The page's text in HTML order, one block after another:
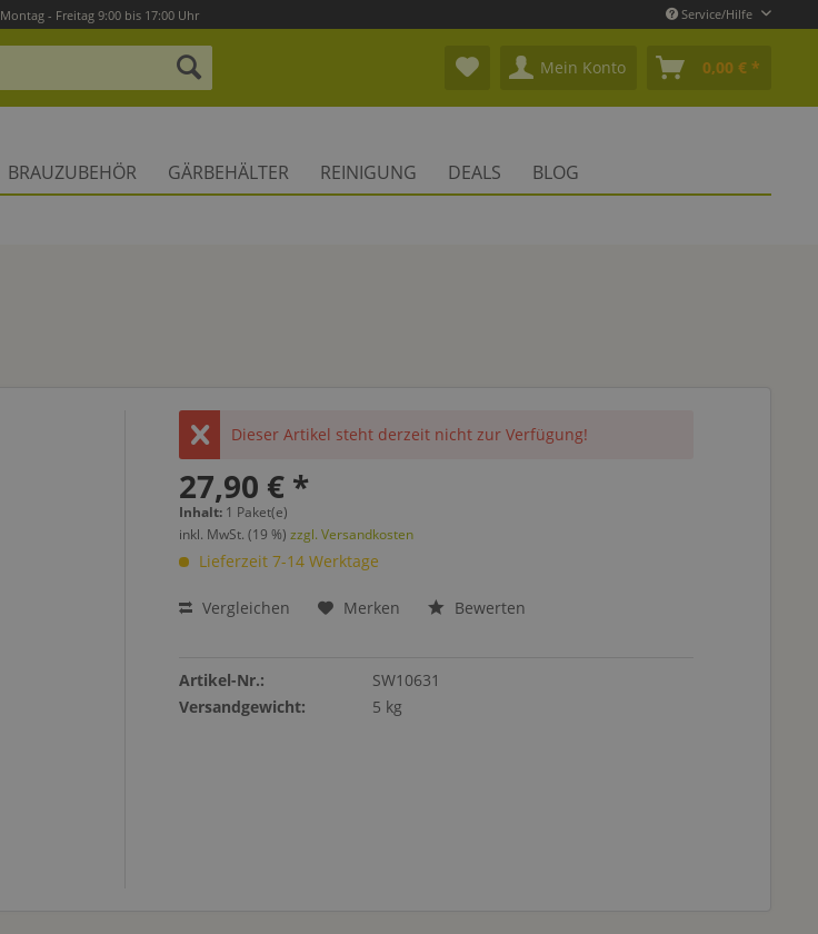
Montag - Freitag 9:00 bis 17:00 Uhr Service/Hilfe
Mein Konto 0,00 € *
BRAUZUBEHÖR GÄRBEHÄLTER REINIGUNG DEALS BLOG
Dieser Artikel steht derzeit nicht zur Verfügung!
27,90 € *
Inhalt: 1 Paket(e)
inkl. MwSt. (19 %)zzgl. Versandkosten
Lieferzeit 7-14 Werktage
Vergleichen Merken Bewerten
Artikel-Nr.:
SW10631
Versandgewicht:
5 kg